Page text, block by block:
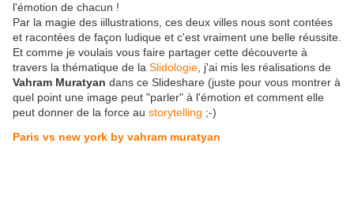
l'émotion de chacun !
Par la magie des iillustrations, ces deux villes nous sont contées
et racontées de façon ludique et c'est vraiment une belle réussite.
Et comme je voulais vous faire partager cette découverte à
travers la thématique de la Slidologie , j'ai mis les réalisations de
Vahram Muratyan dans ce Slideshare (juste pour vous montrer à
quel point une image peut "parler" à l'émotion et comment elle
peut donner de la force au storytelling ;-)
Paris vs new york by vahram muratyan